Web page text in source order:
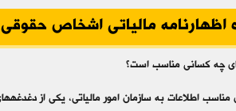
اظهارنامه مالیاتی اشخاص حقوقی
چه کسانی مناسب است؟